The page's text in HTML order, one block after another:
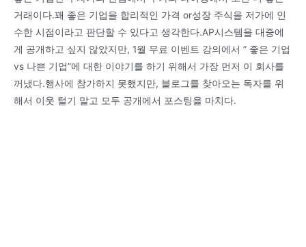
거래이다.꽤 좋은 기업을 합리적인 가격 or성장 주식을 저가에 인
수한 시점이라고 판단할 수 있다고 생각한다.AP시스템을 대중에
게 공개하고 싶지 않았지만, 1월 무료 이벤트 강의에서 ” 좋은 기업
vs 나쁜 기업”에 대한 이야기를 하기 위해서 가장 먼저 이 회사를
꺼냈다.행사에 참가하지 못했지만, 블로그를 찾아오는 독자를 위
해서 이웃 털기 말고 모두 공개에서 포스팅을 마치다.